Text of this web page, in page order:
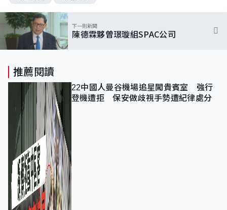
下一則新聞
陳德霖夥曾璟璇組SPAC公司
推薦閱讀
22中國人曼谷機場追星闖貴賓室 強行
登機遭拒 保安做歧視手勢遭紀律處分